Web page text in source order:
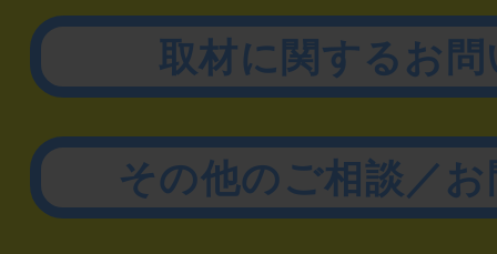
取材に関するお
その他のご相談／